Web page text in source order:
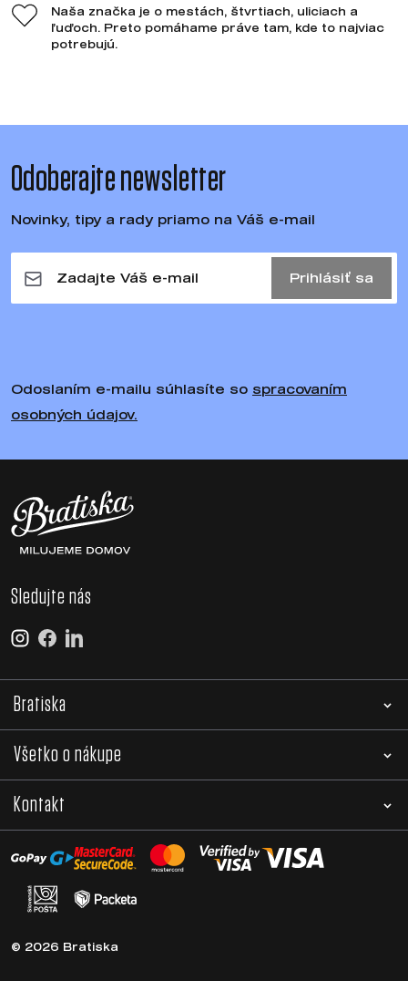
Naša značka je o mestách, štvrtiach, uliciach a
ľuďoch. Preto pomáhame práve tam, kde to najviac
potrebujú.
Odoberajte newsletter
Novinky, tipy a rady priamo na Váš e-mail
Prihlásiť sa
Odoslaním e-mailu súhlasíte so spracovaním
osobných údajov.
Sledujte nás
Bratiska
Všetko o nákupe
Kontakt
© 2026 Bratiska